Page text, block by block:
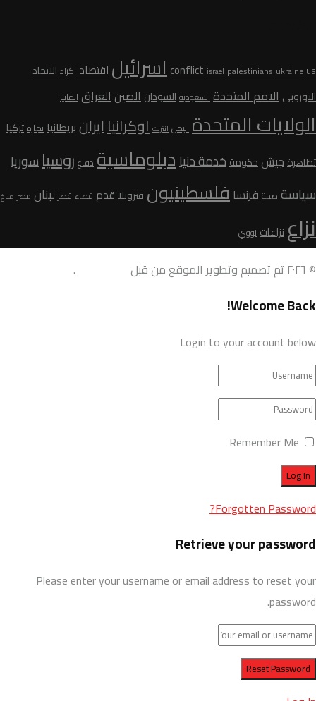
conflict israel palestiniansukraineus اسرائيلاقتصاداكرادالاتحاد
الاوروبي الامم المتحدةالسعوديةالسودانالصينالعراق المانيا
الولايات المتحدةاليمن انترنت اوكرانياايرانبريطانياتجارةتركيا
تظاهرةجيش حكومةخدمة دنيادبلوماسيةدفاع روسياسوريا
سياسةصحةفرنسافلسطينيون فنزويلاقدم قضاءقطرلبنان مصر مناخ
نزاعنزاعاتنووي
© ٢٠٢٦ تم تصميم وتطوير الموقع من قبل .
Welcome Back!
Login to your account below
Remember Me
Forgotten Password?
Retrieve your password
Please enter your username or email address to reset your
password.